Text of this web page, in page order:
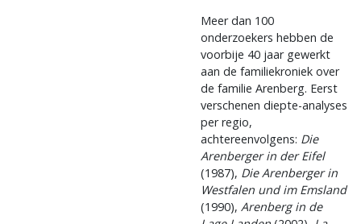
Meer dan 100
onderzoekers hebben de
voorbije 40 jaar gewerkt
aan de familiekroniek over
de familie Arenberg. Eerst
verschenen diepte-analyses
per regio,
achtereenvolgens: Die
Arenberger in der Eifel
(1987), Die Arenberger in
Westfalen und im Emsland
(1990), Arenberg in de